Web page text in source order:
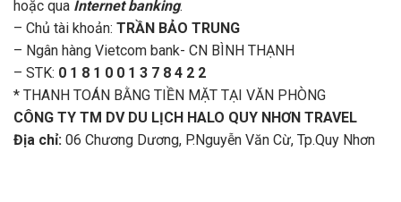
hoặc qua Internet banking.
– Chủ tài khoản: TRẦN BẢO TRUNG
– Ngân hàng Vietcom bank- CN BÌNH THẠNH
– STK: 0 1 8 1 0 0 1 3 7 8 4 2 2
* THANH TOÁN BẰNG TIỀN MẶT TẠI VĂN PHÒNG
CÔNG TY TM DV DU LỊCH HALO QUY NHƠN TRAVEL
Địa chỉ: 06 Chương Dương, P.Nguyễn Văn Cừ, Tp.Quy Nhơn